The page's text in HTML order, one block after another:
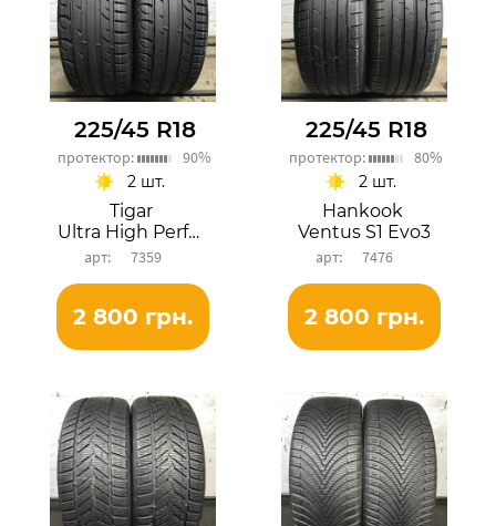
225/45 R18
протектор: 90%
Tigar
Ultra High Performance
7359
2 шт.
2 800 грн.
225/45 R18
протектор: 80%
Hankook
Ventus S1 Evo3
7476
2 шт.
2 800 грн.